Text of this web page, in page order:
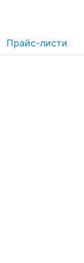
Прайс-листи